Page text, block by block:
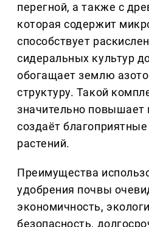
перегной, а также с
которая содержит
способствует
сидеральных культур
обогащает землю
структуру. Такой
значительно повышает
создаёт
растений.
Преимущества
удобрения почвы
экономичность,
безопасность,